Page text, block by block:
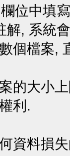
位中填
解, 系統
個檔案,
的大小
利.
資料損